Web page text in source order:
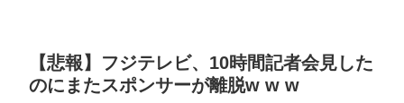
【悲報】フジテレビ、10時間記者会見した
のにまたスポンサーが離脱w w w